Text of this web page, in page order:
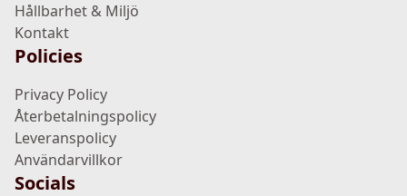
Hållbarhet & Miljö
Kontakt
Policies
Privacy Policy
Återbetalningspolicy
Leveranspolicy
Användarvillkor
Socials